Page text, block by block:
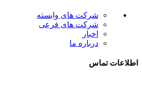
شرکت های وابسته
شرکت های فرعی
اخبار
درباره ما
اطلاعات تماس